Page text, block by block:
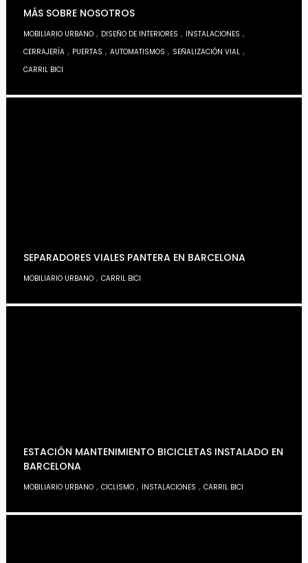
MÁS SOBRE NOSOTROS
MOBILIARIO URBANO , DISEÑO DE INTERIORES , INSTALACIONES ,
CERRAJERÍA , PUERTAS ,AUTOMATISMOS , SEÑALIZACIÓN VIAL ,
CARRIL BICI
SEPARADORES VIALES PANTERA EN BARCELONA
MOBILIARIO URBANO ,CARRIL BICI
ESTACIÓN MANTENIMIENTO BICICLETAS INSTALADO EN
BARCELONA
MOBILIARIO URBANO ,CICLISMO , INSTALACIONES ,CARRIL BICI